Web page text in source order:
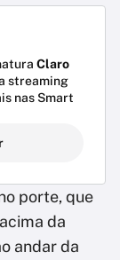
Claro
streaming
nas Smart
porte, que
da
andar da